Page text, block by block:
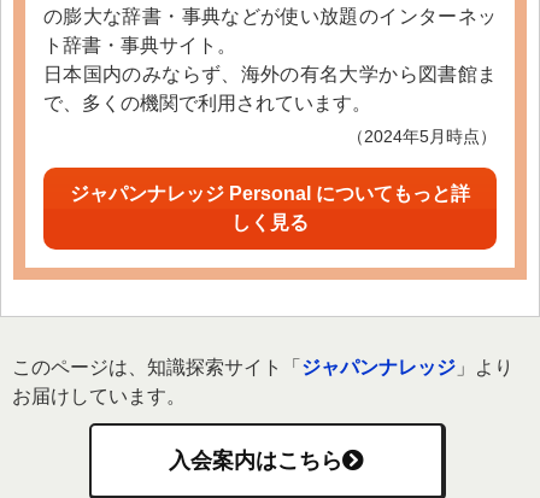
の膨大な辞書・事典などが使い放題のインターネッ
ト辞書・事典サイト。
日本国内のみならず、海外の有名大学から図書館ま
で、多くの機関で利用されています。
（2024年5月時点）
ジャパンナレッジ Personal についてもっと詳
しく見る
このページは、知識探索サイト「 ジャパンナレッジ 」より
お届けしています。
入会案内はこちら